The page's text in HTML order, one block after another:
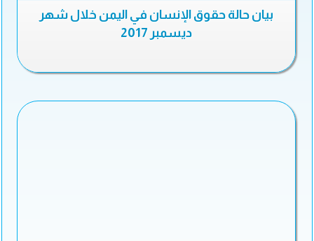
بيان حالة حقوق الإنسان في اليمن خلال شهر
ديسمبر 2017